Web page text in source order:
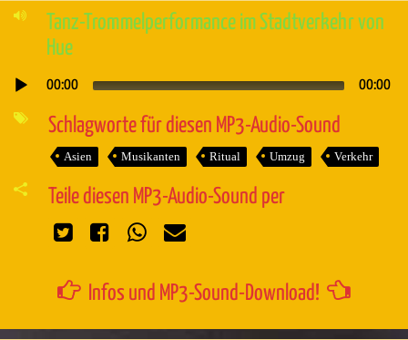
Tanz-Trommelperformance im Stadtverkehr von
Hue
Audio-
00:00 00:00
Schlagworte für diesen MP3-Audio-Sound
Asien Musikanten Ritual Umzug Verkehr
Teile diesen MP3-Audio-Sound per
Infos und MP3-Sound-Download!